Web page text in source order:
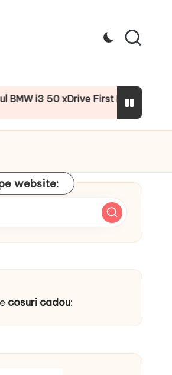
xDrive First Edition cu
website:
cosuri cadou: